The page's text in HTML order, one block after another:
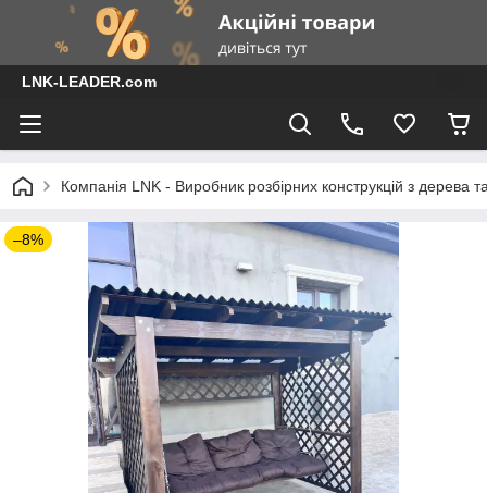
LNK-LEADER.com
Компанія LNK - Виробник розбірних конструкцій з дерева
–8%